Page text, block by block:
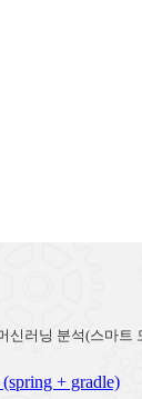
러닝 분석(스마
+ gradle)